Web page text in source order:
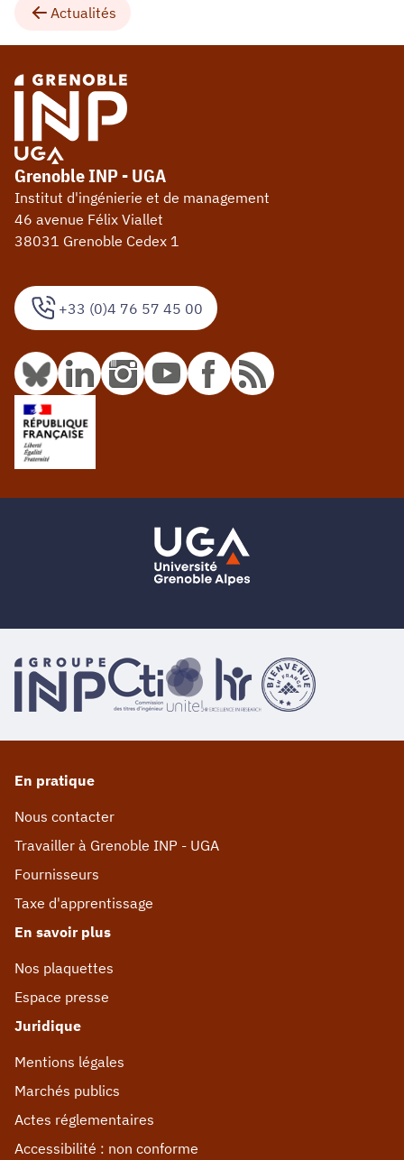
Actualités
+33 (0)4 76 57 45 00
Grenoble INP - UGA
Institut d'ingénierie et de management
46 avenue Félix Viallet
38031 Grenoble Cedex 1
En pratique
Nous contacter
Travailler à Grenoble INP - UGA
Fournisseurs
Taxe d'apprentissage
En savoir plus
Nos plaquettes
Espace presse
Juridique
Mentions légales
Marchés publics
Actes réglementaires
Accessibilité : non conforme